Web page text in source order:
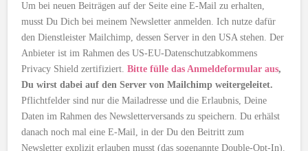
Um bei neuen Beiträgen auf der Seite eine E-Mail zu erhalten,
musst Du Dich bei meinem Newsletter anmelden. Ich nutze dafür
den Dienstleister Mailchimp, dessen Server in den USA stehen. Der
Anbieter ist im Rahmen des US-EU-Datenschutzabkommens
Privacy Shield zertifiziert.Bitte fülle das Anmeldeformular aus,
Du wirst dabei auf den Server von Mailchimp weitergeleitet.
Pflichtfelder sind nur die Mailadresse und die Erlaubnis, Deine
Daten im Rahmen des Newsletterversands zu speichern. Du erhälst
danach noch mal eine E-Mail, in der Du den Beitritt zum
Newsletter explizit erlauben musst (das sogenannte Double-Opt-In).